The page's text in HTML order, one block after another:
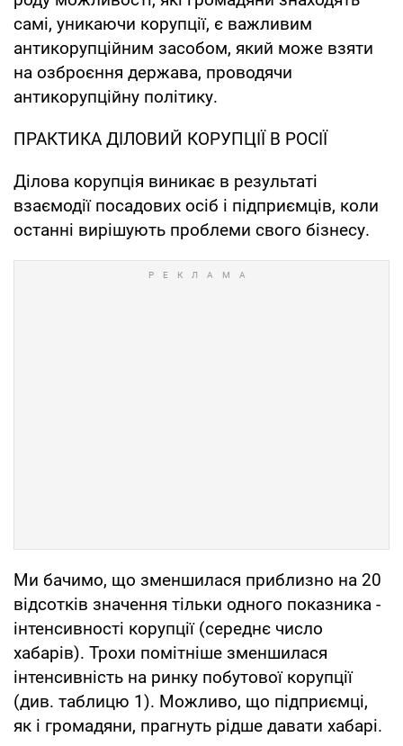
самі, уникаючи корупції, є важливим
антикорупційним засобом, який може взяти
на озброєння держава, проводячи
антикорупційну політику.
ПРАКТИКА ДІЛОВИЙ КОРУПЦІЇ В РОСІЇ
Ділова корупція виникає в результаті
взаємодії посадових осіб і підприємців, коли
останні вирішують проблеми свого бізнесу.
Ми бачимо, що зменшилася приблизно на 20
відсотків значення тільки одного показника -
інтенсивності корупції (середнє число
хабарів). Трохи помітніше зменшилася
інтенсивність на ринку побутової корупції
(див. таблицю 1). Можливо, що підприємці,
як і громадяни, прагнуть рідше давати хабарі.